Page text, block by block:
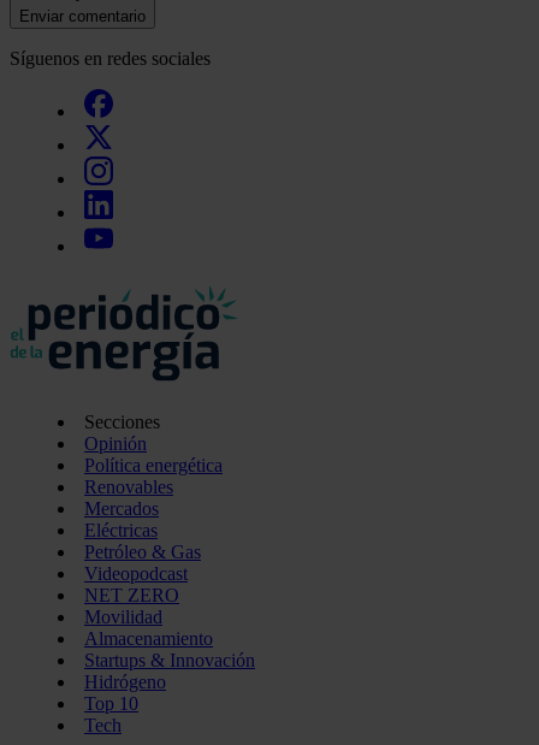
Enviar comentario
Síguenos en redes sociales
Secciones
Opinión
Política energética
Renovables
Mercados
Eléctricas
Petróleo & Gas
Videopodcast
NET ZERO
Movilidad
Almacenamiento
Startups & Innovación
Hidrógeno
Top 10
Tech